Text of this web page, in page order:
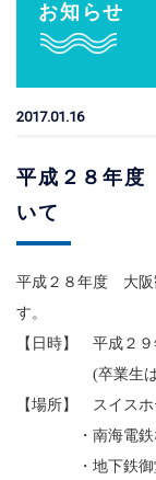
お知らせ
2017.01.16
平成２８年
いて
平成２８年度 大阪
す。
【日時】 平成２
(卒業生
【場所】 スイスホ
・南海電鉄な
・地下鉄御